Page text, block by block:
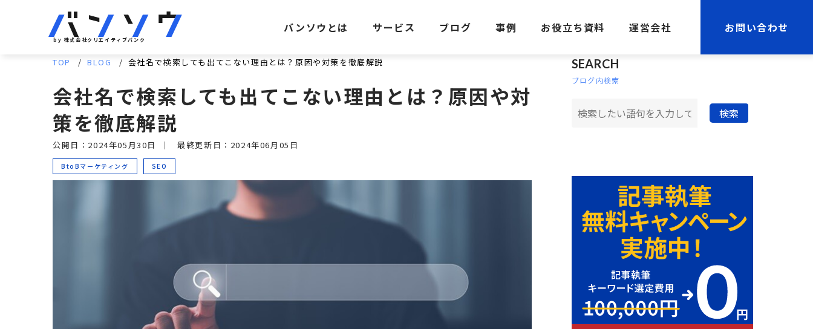
by 株式会社クリエイティブバンク
バンソウとは サービス ブログ 事例 お役立ち資料 運営会社 お問い合わせ
TOP BLOG 会社名で検索しても出てこない理由とは？原因や対策を徹底解説
会社名で検索しても出てこない理由とは？原因や対
策を徹底解説
公開日：2024年05月30日 ｜ 最終更新日：2024年06月05日
BtoBマーケティング SEO
SEARCH
ブログ内検索